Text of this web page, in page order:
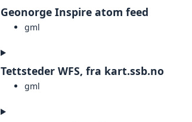
Geonorge Inspire atom feed
gml
Tettsteder WFS, fra kart.ssb.no
gml